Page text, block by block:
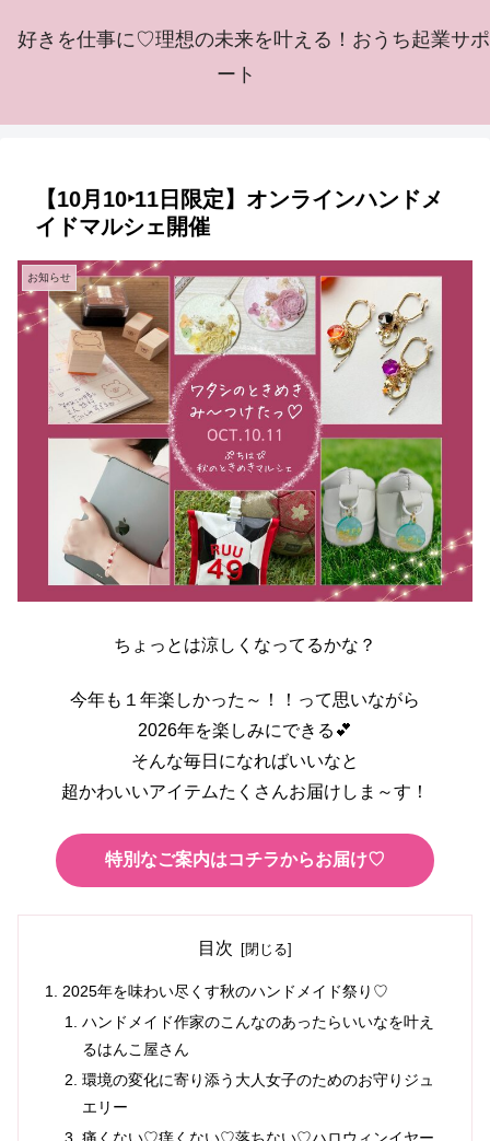
好きを仕事に♡理想の未来を叶える！おうち起業サポ
ート
【10月10‣11日限定】オンラインハンドメ
イドマルシェ開催
お知らせ
ちょっとは涼しくなってるかな？
今年も１年楽しかった～！！って思いながら
2026年を楽しみにできる💕
そんな毎日になればいいなと
超かわいいアイテムたくさんお届けしま～す！
特別なご案内はコチラからお届け♡
目次
2025年を味わい尽くす秋のハンドメイド祭り♡
ハンドメイド作家のこんなのあったらいいなを叶え
るはんこ屋さん
環境の変化に寄り添う大人女子のためのお守りジュ
エリー